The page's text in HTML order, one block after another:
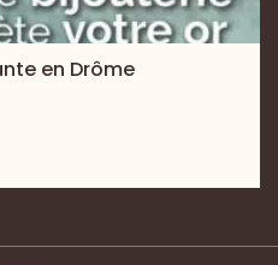
en Drôme